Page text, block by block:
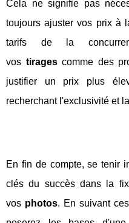
Cela ne signifie pas
toujours ajuster vos prix à
tarifs de la
vos tiragescomme des
justifier un prix plus
recherchant l'exclusivité et
En fin de compte, se tenir
clés du succès dans la
vos photos. En suivant